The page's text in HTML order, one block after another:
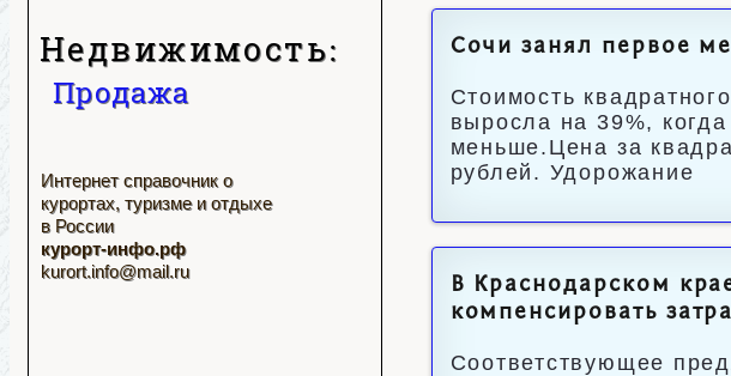
Недвижимость:
Продажа
Интернет справочник о
курортах, туризме и отдыхе
в России
курорт-инфо.рф
kurort.info@mail.ru
Сочи занял первое
Стоимость
выросла на 39%,
меньше.Цена за
рублей. Удорожание
В Краснодарском
компенсировать
Соответствующее